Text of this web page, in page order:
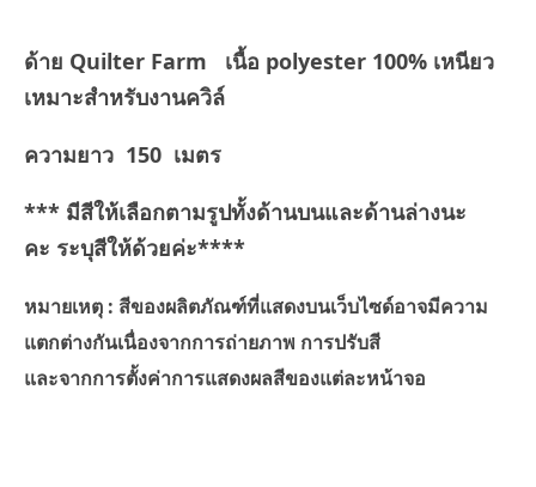
ด้าย Quilter Farm เนื้อ polyester 100% เหนียว
เหมาะสำหรับงานควิล์
ความยาว 150 เมตร
*** มีสีให้เลือกตามรูปทั้งด้านบนและด้านล่างนะ
คะ ระบุสีให้ด้วยค่ะ****
หมายเหตุ : สีของผลิตภัณฑ์ที่แสดงบนเว็บไซด์อาจมีความ
แตกต่างกันเนื่องจากการถ่ายภาพ การปรับสี
และจากการตั้งค่าการแสดงผลสีของแต่ละหน้าจอ